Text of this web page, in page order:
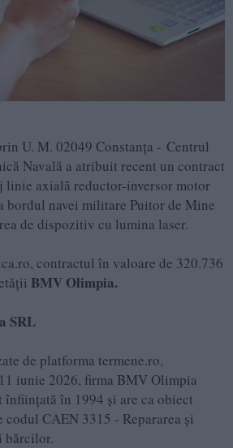
U. M. 02049 Constanța - Centrul
Navală a atribuit recent un contract
linie axială reductor-inversor motor
bordul navei militare Puitor de Mine
de dispozitiv cu lumina laser.
contractul în valoare de 320.736
BMV Olimpia.
SRL
de platforma termene.ro,
iunie 2026, firma BMV Olimpia
înființată în 1994 și are ca obiect
CAEN 3315 - Repararea și
bărcilor.